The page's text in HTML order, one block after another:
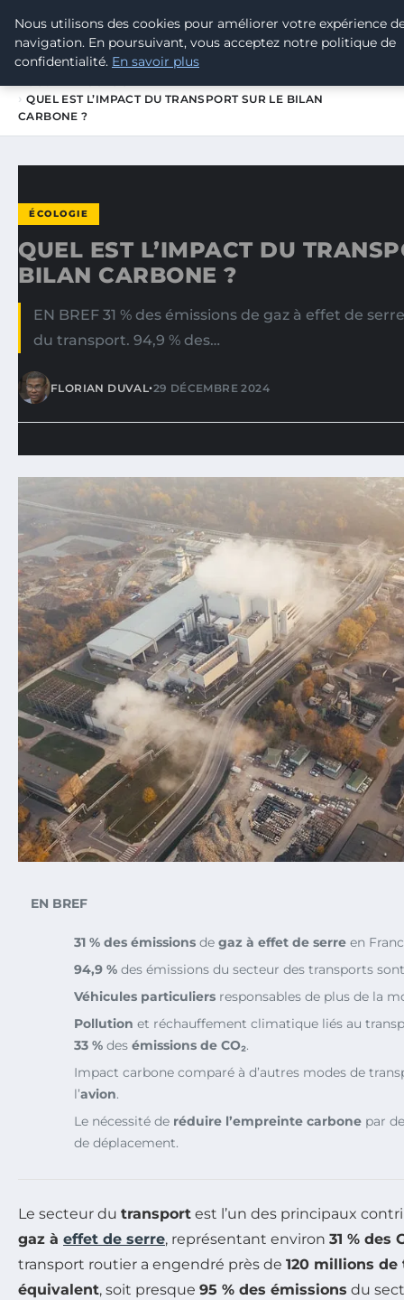
TOUR DE FRANCE POUR LE
QUEL EST L’IMPACT DU TRANSPORT SUR LE BILAN
CARBONE ?
ÉCOLOGIE
QUEL EST L’IMPACT DU
BILAN CARBONE ?
EN BREF 31 % des émissions de gaz à effet de
du transport. 94,9 % des…
FLORIAN DUVAL•29 DÉCEMBRE 2024
EN BREF
31 % des émissions de gaz à effet de serre en
94,9 % des émissions du secteur des transports
Véhicules particuliers responsables de plus de la
Pollution et réchauffement climatique liés au
33 % des émissions de CO₂.
Impact carbone comparé à d’autres modes de
l’avion.
Le nécessité de réduire l’empreinte carbone par
de déplacement.
Le secteur du transport est l’un des principaux
gaz à effet de serre, représentant environ 31 % des
transport routier a engendré près de 120 millions de
équivalent, soit presque 95 % des émissions du
Nous utilisons des cookies pour améliorer votre expérience
navigation. En poursuivant, vous acceptez notre politique de
confidentialité. En savoir plus